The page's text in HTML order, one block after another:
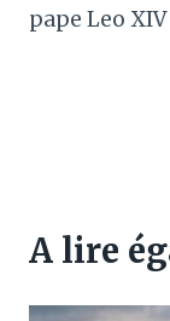
pape Leo XIV
A lire